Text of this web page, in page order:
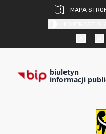
MAPA
biuletyn
informacji